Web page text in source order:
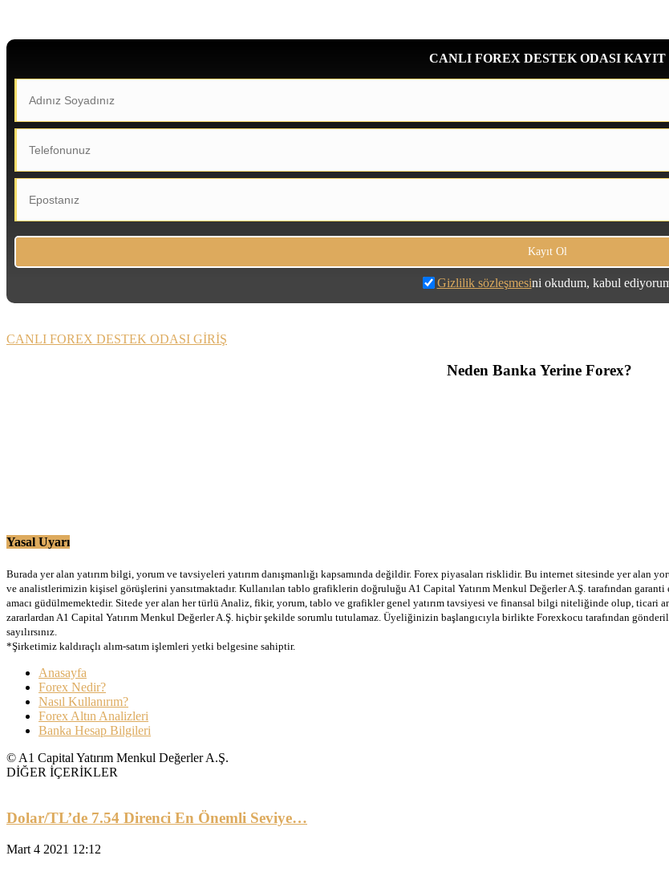
CANLI FOREX DESTEK ODASI KAYIT
Gizlilik sözleşmesini okudum, kabul
CANLI FOREX DESTEK ODASI GİRİŞ
Neden Banka Yerine Forex?
Yasal Uyarı
Burada yer alan yatırım bilgi, yorum ve tavsiyeleri yatırım danışmanlığı kapsamında değildir. Forex piyasaları risklidir. Bu internet sitesinde yer alan
ve analistlerimizin kişisel görüşlerini yansıtmaktadır. Kullanılan tablo grafiklerin doğruluğu A1 Capital Yatırım Menkul Değerler A.Ş. tarafından
amacı güdülmemektedir. Sitede yer alan her türlü Analiz, fikir, yorum, tablo ve grafikler genel yatırım tavsiyesi ve finansal bilgi niteliğinde olup, ticari
zararlardan A1 Capital Yatırım Menkul Değerler A.Ş. hiçbir şekilde sorumlu tutulamaz. Üyeliğinizin başlangıcıyla birlikte Forexkocu tarafından
sayılırsınız.
*Şirketimiz kaldıraçlı alım-satım işlemleri yetki belgesine sahiptir.
Anasayfa
Forex Nedir?
Nasıl Kullanırım?
Forex Altın Analizleri
Banka Hesap Bilgileri
© A1 Capital Yatırım Menkul Değerler A.Ş.
DİĞER İÇERİKLER
Dolar/TL’de 7.54 Direnci En Önemli Seviye…
Mart 4 2021 12:12